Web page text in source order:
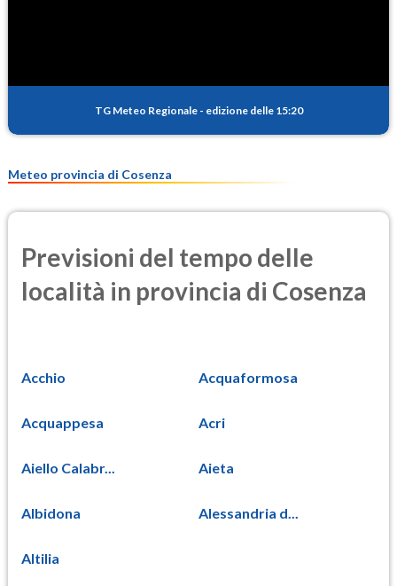
TG Meteo Regionale - edizione delle 15:20
Meteo provincia di Cosenza
Previsioni del tempo delle
località in provincia di Cosenza
Acchio Acquaformosa
Acquappesa Acri
Aiello Calabr... Aieta
Albidona Alessandria d...
Altilia